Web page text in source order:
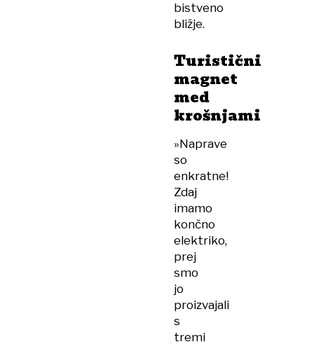
bistveno
bližje.
Turistični
magnet
med
krošnjami
»Naprave
so
enkratne!
Zdaj
imamo
končno
elektriko,
prej
smo
jo
proizvajali
s
tremi